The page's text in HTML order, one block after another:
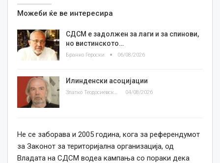
Можеби ќе ве интересира
СДСМ е задолжен за лаги и за спинови,
но вистинското…
Бранко Героски 06/08/2026
Илинденски асоцијации
Златко Теодосиевски 04/08/2026
Не се заборава и 2005 година, кога за референдумот
за Законот за територијална организација, од
Владата на СДСМ водеа кампања со пораки дека